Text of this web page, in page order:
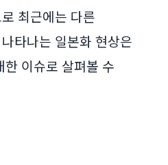
최근에는 다른
타나는 일본화 현상은
이슈로 살펴볼 수